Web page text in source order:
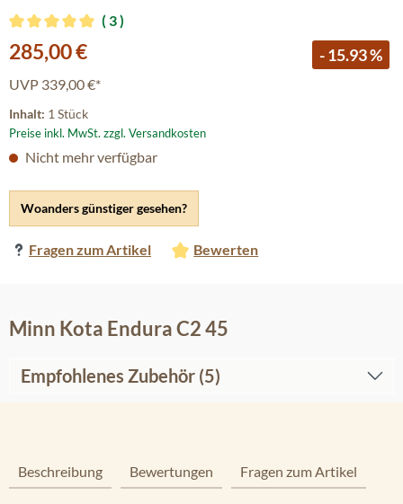
Durchschnittliche Bewertung von 5 von 5 Sternen
3
Verkaufspreis:
285,00 € - 15.93 %
UVP 339,00 €*
Inhalt: 1 Stück
Preise inkl. MwSt. zzgl. Versandkosten
Woanders günstiger gesehen?
Fragen zum Artikel Bewerten
Nicht mehr verfügbar
Minn Kota Endura C2 45
Empfohlenes Zubehör (5)
Beschreibung Bewertungen Fragen zum Artikel